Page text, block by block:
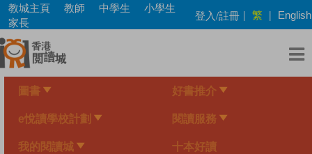
Skip
main
content
教城主頁 教師 中學生
小學生
家長
登入/註冊 | 繁 | English
圖書 好書推介
e悅讀學校計劃 閱讀服務
我的閱讀城 十本好讀